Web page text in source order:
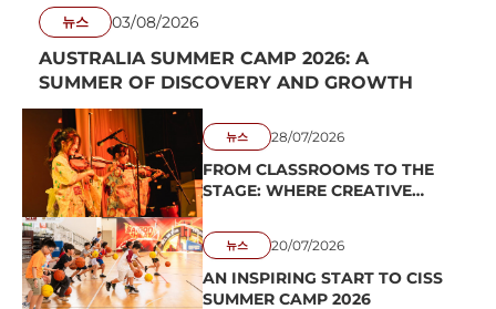
뉴스 03/08/2026
AUSTRALIA SUMMER CAMP 2026: A
SUMMER OF DISCOVERY AND GROWTH
뉴스 28/07/2026
FROM CLASSROOMS TO THE
STAGE: WHERE CREATIVE
뉴스 20/07/2026
AN INSPIRING START TO CISS
SUMMER CAMP 2026